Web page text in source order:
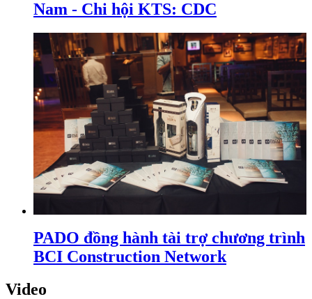
Nam - Chi hội KTS: CDC
PADO đồng hành tài trợ chương trình
BCI Construction Network
Video